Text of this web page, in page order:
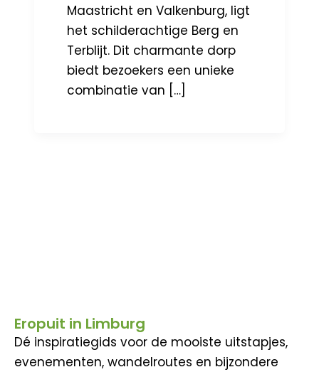
Maastricht en Valkenburg, ligt
het schilderachtige Berg en
Terblijt. Dit charmante dorp
biedt bezoekers een unieke
combinatie van […]
Eropuit in Limburg
Dé inspiratiegids voor de mooiste uitstapjes,
evenementen, wandelroutes en bijzondere